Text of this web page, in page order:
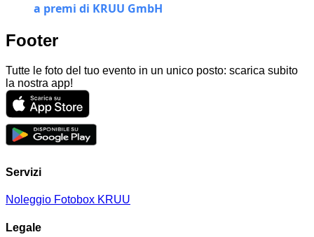
a premi di KRUU GmbH
Footer
Tutte le foto del tuo evento in un unico posto: scarica subito
la nostra app!
Servizi
Noleggio Fotobox KRUU
Legale